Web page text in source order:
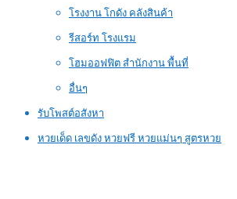
โรงงาน โกดัง คลังสินค้า
รีสอร์ท โรงแรม
โฮมออฟฟิต สำนักงาน พื้นที่
อื่นๆ
รับโพสต์อสังหา
หวยเด็ด เลขดัง หวยฟรี หวยแม่นๆ สูตรหวย